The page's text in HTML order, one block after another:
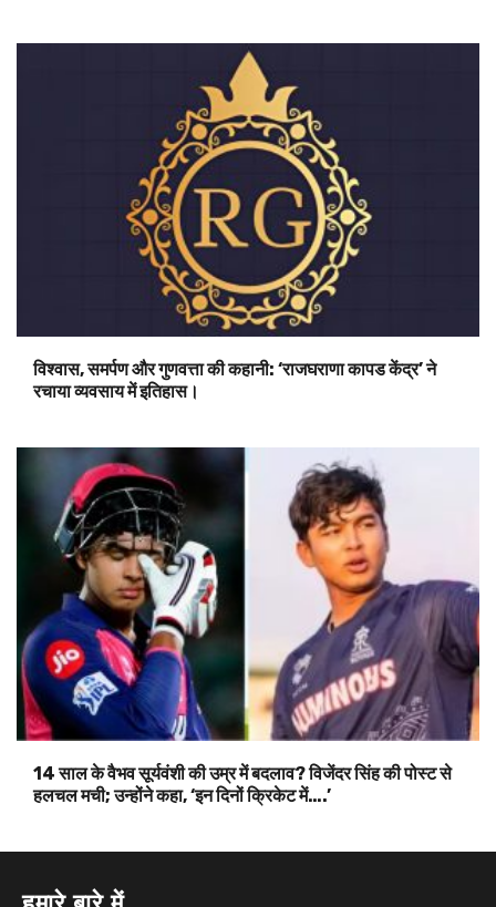
विश्वास, समर्पण और गुणवत्ता की कहानी: ‘राजघराणा कापड केंद्र’ ने
रचाया व्यवसाय में इतिहास।
14 साल के वैभव सूर्यवंशी की उम्र में बदलाव? विजेंदर सिंह की पोस्ट से
हलचल मची; उन्होंने कहा, ‘इन दिनों क्रिकेट में….’